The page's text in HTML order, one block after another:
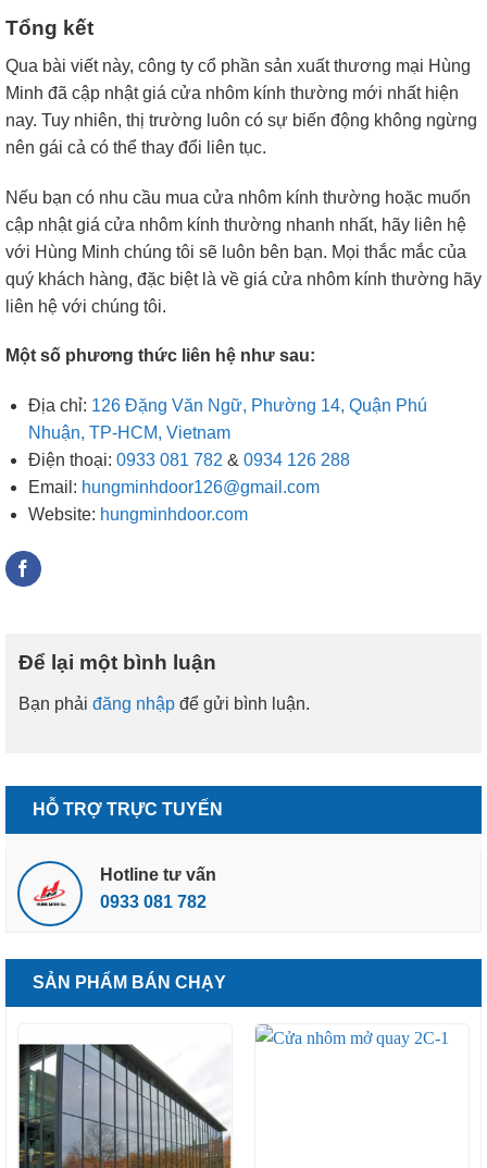
HỖ TRỢ TRỰC TUYẾN
Hotline tư vấn
0933 081 782
SẢN PHẨM BÁN CHẠY
Tổng kết
Qua bài viết này, công ty cổ phần sản xuất thương mại Hùng
Minh đã cập nhật giá cửa nhôm kính thường mới nhất hiện
nay. Tuy nhiên, thị trường luôn có sự biến động không ngừng
nên gái cả có thể thay đổi liên tục.
Nếu bạn có nhu cầu mua cửa nhôm kính thường hoặc muốn
cập nhật giá cửa nhôm kính thường nhanh nhất, hãy liên hệ
với Hùng Minh chúng tôi sẽ luôn bên bạn. Mọi thắc mắc của
quý khách hàng, đặc biệt là về giá cửa nhôm kính thường hãy
liên hệ với chúng tôi.
Một số phương thức liên hệ như sau:
Địa chỉ: 126 Đặng Văn Ngữ, Phường 14, Quận Phú
Nhuận, TP-HCM, Vietnam
Điện thoại: 0933 081 782 & 0934 126 288
Email: hungminhdoor126@gmail.com
Website: hungminhdoor.com
Để lại một bình luận
Bạn phải đăng nhập để gửi bình luận.